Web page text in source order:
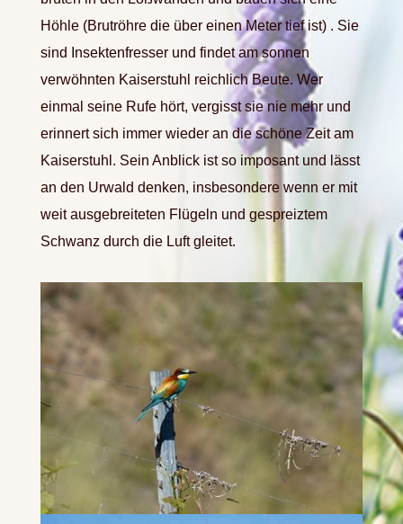
Höhle (Brutröhre die über einen Meter tief ist) . Sie
sind Insektenfresser und findet am sonnen
verwöhnten Kaiserstuhl reichlich Beute. Wer
einmal seine Rufe hört, vergisst sie nie mehr und
erinnert sich immer wieder an die schöne Zeit am
Kaiserstuhl. Sein Anblick ist so imposant und lässt
an den Urwald denken, insbesondere wenn er mit
weit ausgebreiteten Flügeln und gespreiztem
Schwanz durch die Luft gleitet.